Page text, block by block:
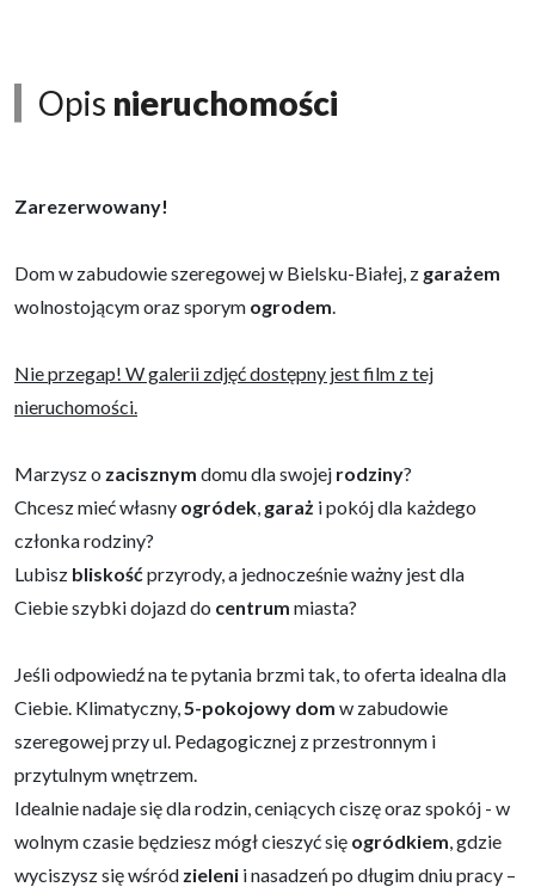
Opis nieruchomości
Zarezerwowany!
Dom w zabudowie szeregowej w Bielsku-Białej, z garażem
wolnostojącym oraz sporym ogrodem
Nie przegap! W galerii zdjęć dostępny jest film z tej
nieruchomości.
Marzysz o zacisznym domu dla swojej rodziny?
Chcesz mieć własny ogródek garaż i pokój dla każdego
członka rodziny?
Lubisz bliskość przyrody, a jednocześnie ważny jest dla
Ciebie szybki dojazd do centrum miasta?
Jeśli odpowiedź na te pytania brzmi tak, to oferta idealna dla
Ciebie. Klimatyczny, 5-pokojowy dom w zabudowie
szeregowej przy ul. Pedagogicznej z przestronnym i
przytulnym wnętrzem.
Idealnie nadaje się dla rodzin, ceniących ciszę oraz spokój - w
wolnym czasie będziesz mógł cieszyć się ogródkiem , gdzie
wyciszysz się wśród zieleni i nasadzeń po długim dniu pracy –